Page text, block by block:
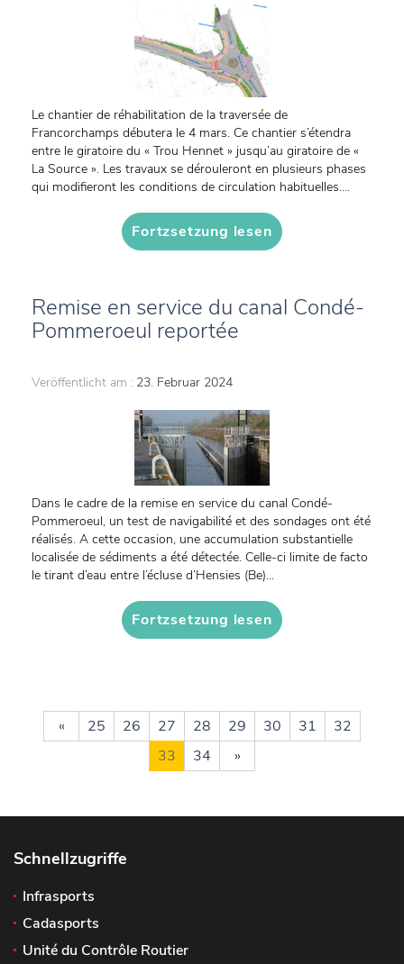
Le chantier de réhabilitation de la traversée de
Francorchamps débutera le 4 mars. Ce chantier s’étendra
entre le giratoire du « Trou Hennet » jusqu’au giratoire de «
La Source ». Les travaux se dérouleront en plusieurs phases
qui modifieront les conditions de circulation habituelles....
Fortzsetzung lesen
Remise en service du canal Condé-
Pommeroeul reportée
Veröffentlicht am : 23. Februar 2024
Dans le cadre de la remise en service du canal Condé-
Pommeroeul, un test de navigabilité et des sondages ont été
réalisés. A cette occasion, une accumulation substantielle
localisée de sédiments a été détectée. Celle-ci limite de facto
le tirant d’eau entre l’écluse d’Hensies (Be)...
Fortzsetzung lesen
« 25 26 27 28 29 30 31
32
33
34 »
Schnellzugriffe
Infrasports
Cadasports
Unité du Contrôle Routier